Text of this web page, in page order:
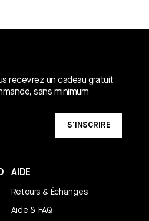
recevrez un cadeau gratuit
sans minimum
S'INSCRIRE
AIDE
Retours & Échanges
Aide & FAQ